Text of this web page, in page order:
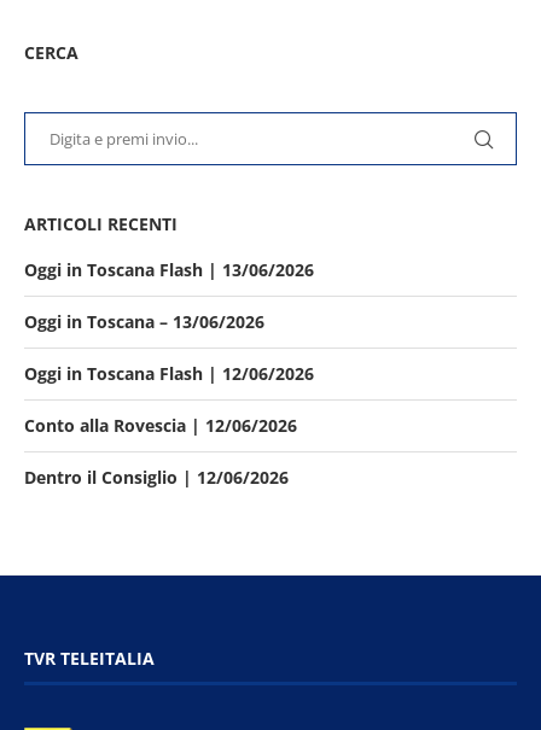
CERCA
ARTICOLI RECENTI
Oggi in Toscana Flash | 13/06/2026
Oggi in Toscana – 13/06/2026
Oggi in Toscana Flash | 12/06/2026
Conto alla Rovescia | 12/06/2026
Dentro il Consiglio | 12/06/2026
TVR TELEITALIA